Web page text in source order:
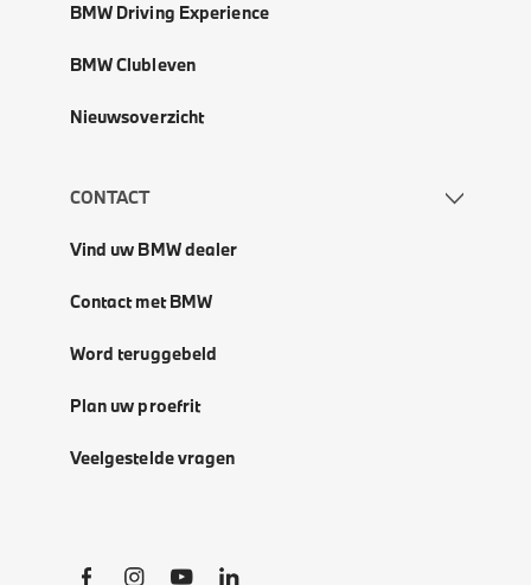
BMW Driving Experience
BMW Clubleven
Nieuwsoverzicht
CONTACT
Vind uw BMW dealer
Contact met BMW
Word teruggebeld
Plan uw proefrit
Veelgestelde vragen
Social Links